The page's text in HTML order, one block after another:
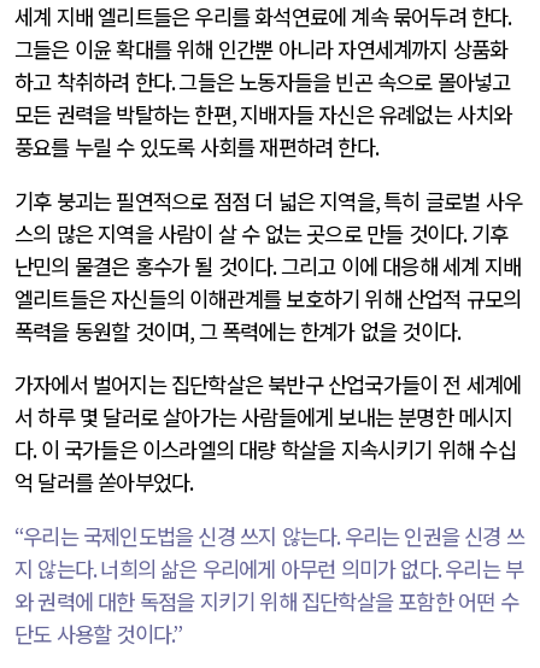
세계 지배 엘리트들은 우리를 화석연료에 계속 묶어두려 한다.
그들은 이윤 확대를 위해 인간뿐 아니라 자연세계까지 상품화
하고 착취하려 한다.그들은 노동자들을 빈곤 속으로 몰아넣고
모든 권력을 박탈하는 한편,지배자들 자신은 유례없는 사치와
풍요를 누릴 수 있도록 사회를 재편하려 한다.
기후 붕괴는 필연적으로 점점 더 넓은 지역을,특히 글로벌 사우
스의 많은 지역을 사람이 살 수 없는 곳으로 만들 것이다.기후
난민의 물결은 홍수가 될 것이다.그리고 이에 대응해 세계 지배
엘리트들은 자신들의 이해관계를 보호하기 위해 산업적 규모의
폭력을 동원할 것이며,그 폭력에는 한계가 없을 것이다.
가자에서 벌어지는 집단학살은 북반구 산업국가들이 전 세계에
서 하루 몇 달러로 살아가는 사람들에게 보내는 분명한 메시지
다.이 국가들은 이스라엘의 대량 학살을 지속시키기 위해 수십
억 달러를 쏟아부었다.
“우리는 국제인도법을 신경 쓰지 않는다. 우리는 인권을 신경 쓰
지 않는다.너희의 삶은 우리에게 아무런 의미가 없다.우리는 부
와 권력에 대한 독점을 지키기 위해 집단학살을 포함한 어떤 수
단도 사용할 것이다.”